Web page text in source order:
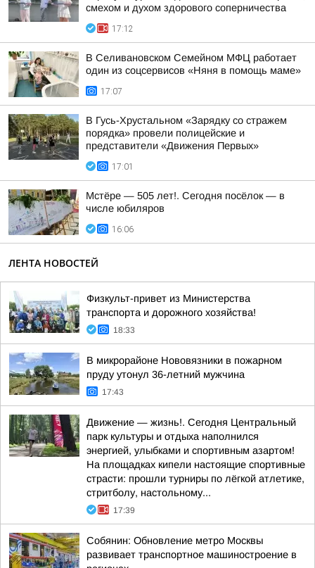
смехом и духом здорового соперничества
17:12
В Селивановском Семейном МФЦ работает
один из соцсервисов «Няня в помощь маме»
17:07
В Гусь-Хрустальном «Зарядку со стражем
порядка» провели полицейские и
представители «Движения Первых»
17:01
Мстёре — 505 лет!. Сегодня посёлок — в
числе юбиляров
16:06
ЛЕНТА НОВОСТЕЙ
Физкульт-привет из Министерства
транспорта и дорожного хозяйства!
18:33
В микрорайоне Нововязники в пожарном
пруду утонул 36-летний мужчина
17:43
Движение — жизнь!. Сегодня Центральный
парк культуры и отдыха наполнился
энергией, улыбками и спортивным азартом!
На площадках кипели настоящие спортивные
страсти: прошли турниры по лёгкой атлетике,
стритболу, настольному...
17:39
Собянин: Обновление метро Москвы
развивает транспортное машиностроение в